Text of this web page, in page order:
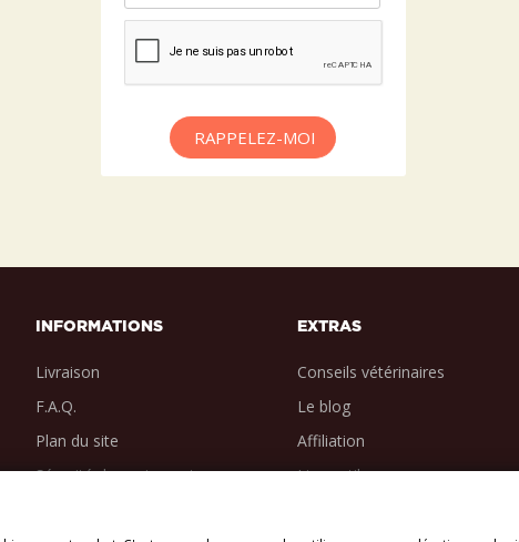
RAPPELEZ-MOI
INFORMATIONS
Livraison
F.A.Q.
Plan du site
Sécurité des paiements
EXTRAS
Conseils vétérinaires
Le blog
Affiliation
Liens utiles